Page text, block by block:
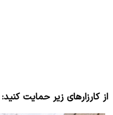
از کارزارهای زیر حمایت کنید: